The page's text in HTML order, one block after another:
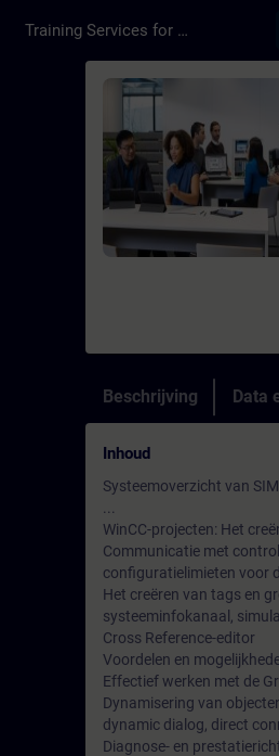
Training Services for Digital Industries
Cursus -
Beschrijving Data
Inhoud
Systeemoverzicht van
WinCC-projecten: Het
Communicatie met
configuratielimieten voor
Het creëren van tags en
systeeminfokanaal,
Cross Reference-editor
Voordelen en
Effectief werken met de
Dynamisering van
dynamic dialog, direct
Diagnose- en